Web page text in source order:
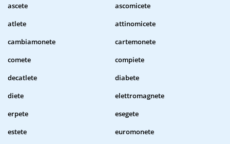
ascete
ascomicete
atlete
attinomicete
cambiamonete
cartemonete
comete
compiete
decatlete
diabete
diete
elettromagnete
erpete
esegete
estete
euromonete